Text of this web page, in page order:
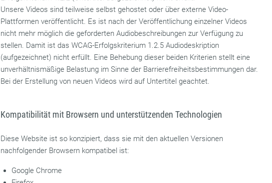
Unsere Videos sind teilweise selbst gehostet oder über externe Video-
Plattformen veröffentlicht. Es ist nach der Veröffentlichung einzelner Videos
nicht mehr möglich die geforderten Audiobeschreibungen zur Verfügung zu
stellen. Damit ist das WCAG-Erfolgskriterium 1.2.5 Audiodeskription
(aufgezeichnet) nicht erfüllt. Eine Behebung dieser beiden Kriterien stellt eine
unverhältnismäßige Belastung im Sinne der Barrierefreiheitsbestimmungen dar.
Bei der Erstellung von neuen Videos wird auf Untertitel geachtet.
Kompatibilität mit Browsern und unterstützenden Technologien
Diese Website ist so konzipiert, dass sie mit den aktuellen Versionen
nachfolgender Browsern kompatibel ist:
Google Chrome